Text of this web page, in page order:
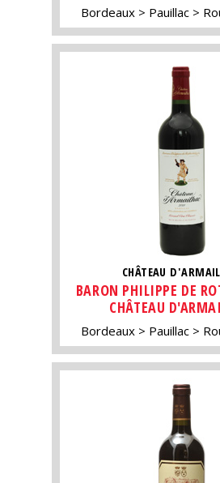
Bordeaux Pauillac
CHÂTEAU
BARON PHILIPPE DE
CHÂTEAU
Bordeaux Pauillac